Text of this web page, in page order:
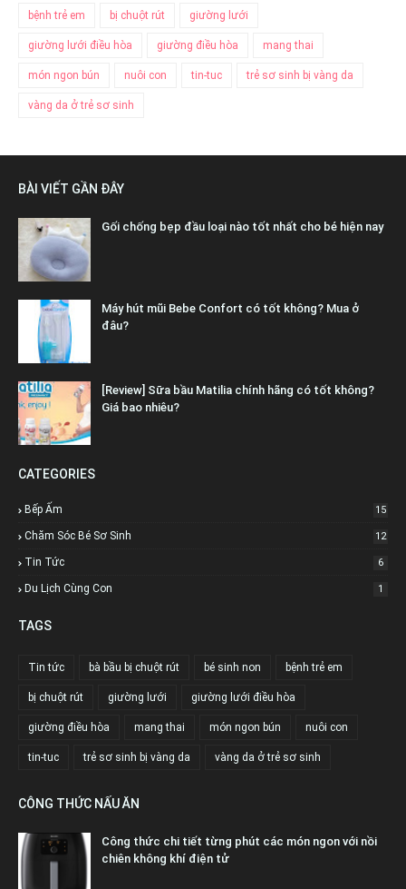
bệnh trẻ em bị chuột rút giường lưới
giường lưới điều hòa giường điều hòa mang thai
món ngon bún nuôi con tin-tuc trẻ sơ sinh bị vàng da
vàng da ở trẻ sơ sinh
BÀI VIẾT GẦN ĐÂY
Gối chống bẹp đầu loại nào tốt nhất cho bé hiện nay
Máy hút mũi Bebe Confort có tốt không? Mua ở
đâu?
[Review] Sữa bầu Matilia chính hãng có tốt không?
Giá bao nhiêu?
CATEGORIES
Bếp Ấm 15
Chăm Sóc Bé Sơ Sinh 12
Tin Tức 6
Du Lịch Cùng Con 1
TAGS
Tin tức bà bầu bị chuột rút bé sinh non bệnh trẻ em
bị chuột rút giường lưới giường lưới điều hòa
giường điều hòa mang thai món ngon bún nuôi con
tin-tuc trẻ sơ sinh bị vàng da vàng da ở trẻ sơ sinh
CÔNG THỨC NẤU ĂN
Công thức chi tiết từng phút các món ngon với nồi
chiên không khí điện tử